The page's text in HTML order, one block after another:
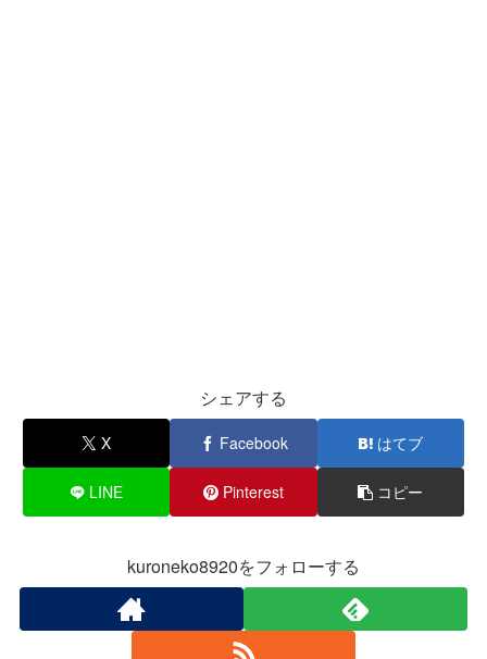
シェアする
X Facebook はてブ
LINE Pinterest コピー
kuroneko8920をフォローする